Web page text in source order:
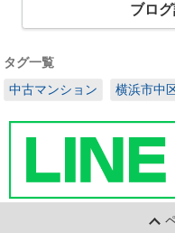
ブロ
タグ一覧
中古マンション
横浜市中